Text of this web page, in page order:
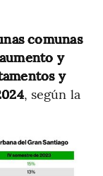
comunas
y
y
, según la